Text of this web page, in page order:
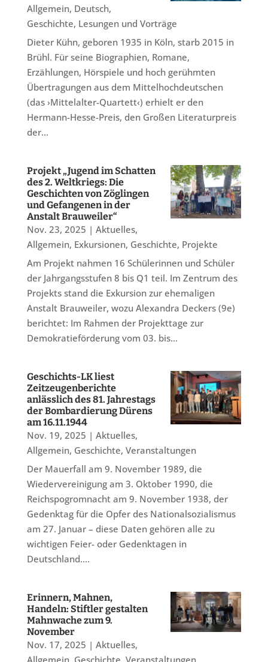
Allgemein, Deutsch,
Geschichte, Lesungen und Vorträge
Dieter Kühn, geboren 1935 in Köln, starb 2015 in
Brühl. Für seine Biographien, Romane,
Erzählungen, Hörspiele und hoch gerühmten
Übertragungen aus dem Mittelhochdeutschen
(das ›Mittelalter-Quartett‹) erhielt er den
Hermann-Hesse-Preis, den Großen Literaturpreis
der...
Projekt „Jugend im Schatten
des 2. Weltkriegs: Die
Geschichten von Zöglingen
und Gefangenen in der
Anstalt Brauweiler“
Nov. 23, 2025 | Aktuelles,
Allgemein, Exkursionen, Geschichte, Projekte
Am Projekt nahmen 16 Schülerinnen und Schüler
der Jahrgangsstufen 8 bis Q1 teil. Im Zentrum des
Projekts stand die Exkursion zur ehemaligen
Anstalt Brauweiler, wozu Alexandra Deckers (9e)
berichtet: Im Rahmen der Projekttage zur
Demokratieförderung vom 03. bis...
Geschichts-LK liest
Zeitzeugenberichte
anlässlich des 81. Jahrestags
der Bombardierung Dürens
am 16.11.1944
Nov. 19, 2025 | Aktuelles,
Allgemein, Geschichte, Veranstaltungen
Der Mauerfall am 9. November 1989, die
Wiedervereinigung am 3. Oktober 1990, die
Reichspogromnacht am 9. November 1938, der
Gedenktag für die Opfer des Nationalsozialismus
am 27. Januar – diese Daten gehören alle zu
wichtigen Feier- oder Gedenktagen in
Deutschland....
Erinnern, Mahnen,
Handeln: Stiftler gestalten
Mahnwache zum 9.
November
Nov. 17, 2025 | Aktuelles,
Allgemein, Geschichte Veranstaltungen